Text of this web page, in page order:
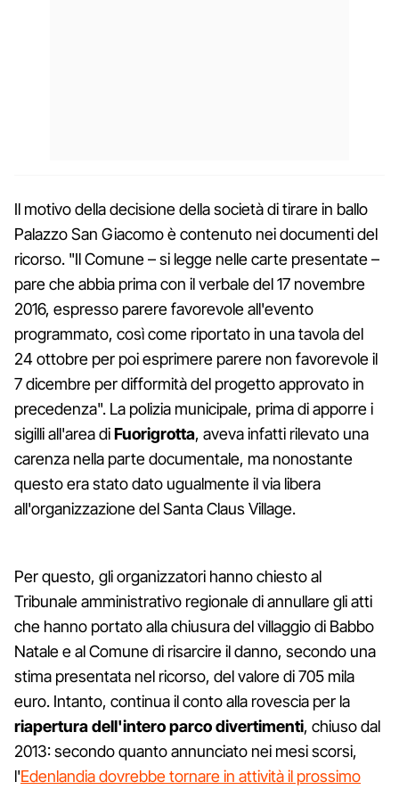
Il motivo della decisione della società di tirare in ballo
Palazzo San Giacomo è contenuto nei documenti del
ricorso. "Il Comune – si legge nelle carte presentate –
pare che abbia prima con il verbale del 17 novembre
2016, espresso parere favorevole all'evento
programmato, così come riportato in una tavola del
24 ottobre per poi esprimere parere non favorevole il
7 dicembre per difformità del progetto approvato in
precedenza". La polizia municipale, prima di apporre i
sigilli all'area diFuorigrotta, aveva infatti rilevato una
carenza nella parte documentale, ma nonostante
questo era stato dato ugualmente il via libera
all'organizzazione del Santa Claus Village.
Per questo, gli organizzatori hanno chiesto al
Tribunale amministrativo regionale di annullare gli atti
che hanno portato alla chiusura del villaggio di Babbo
Natale e al Comune di risarcire il danno, secondo una
stima presentata nel ricorso, del valore di 705 mila
euro. Intanto, continua il conto alla rovescia per la
riapertura dell'intero parco divertimenti, chiuso dal
2013: secondo quanto annunciato nei mesi scorsi,
l'Edenlandia dovrebbe tornare in attività il prossimo